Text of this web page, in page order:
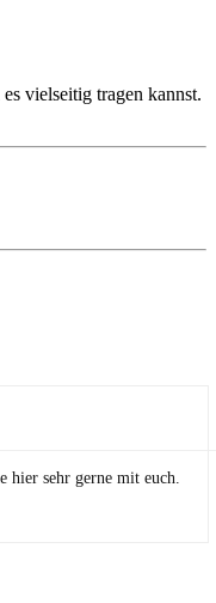
vielseitig tragen kannst.
hier sehr gerne mit euch.